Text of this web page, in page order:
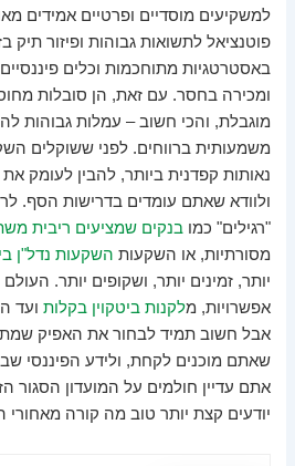
למשקיעים מוסדיים ופרטיים אמידים
פוטנציאל לתשואות גבוהות ופיזור תיק
באסטרטגיות מתוחכמות וכלים
ומכירה בחסר. עם זאת, הן סובלות
מוגבלת, והכי חשוב – עמלות גבוהות
משמעותית ברווחים. לפני ששוקלים
נאותות קפדנית ביותר, להבין לעומק
ולוודא שאתם עומדים בדרישות הסף.
"רגילים" כמובנקים שמציעים ריבית
מסורתיות, או השקעות השקעות נדל"ן
יותר, זמינים יותר, ושקופים יותר.
אפשרויות, מלקנות ביטקוין בקלות ועד
אבל חשוב תמיד לבחור את האפיק
שאתם מוכנים לקחת, ולידע הפיננסי
אתם עדיין חולמים על המועדון הסגור
יודעים קצת יותר טוב מה קורה מאחורי